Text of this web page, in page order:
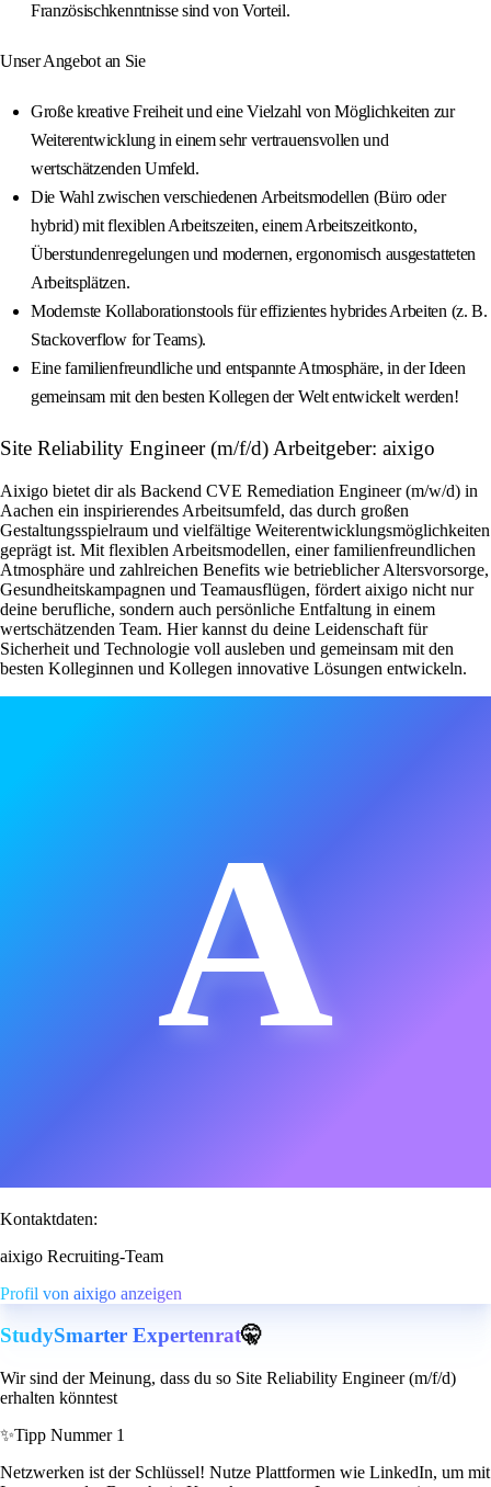
Französischkenntnisse sind von Vorteil.
Unser Angebot an Sie
Große kreative Freiheit und eine Vielzahl von Möglichkeiten zur
Weiterentwicklung in einem sehr vertrauensvollen und
wertschätzenden Umfeld.
Die Wahl zwischen verschiedenen Arbeitsmodellen (Büro oder
hybrid) mit flexiblen Arbeitszeiten, einem Arbeitszeitkonto,
Überstundenregelungen und modernen, ergonomisch ausgestatteten
Arbeitsplätzen.
Modernste Kollaborationstools für effizientes hybrides Arbeiten (z. B.
Stackoverflow for Teams).
Eine familienfreundliche und entspannte Atmosphäre, in der Ideen
gemeinsam mit den besten Kollegen der Welt entwickelt werden!
Site Reliability Engineer (m/f/d) Arbeitgeber: aixigo
Aixigo bietet dir als Backend CVE Remediation Engineer (m/w/d) in
Aachen ein inspirierendes Arbeitsumfeld, das durch großen
Gestaltungsspielraum und vielfältige Weiterentwicklungsmöglichkeiten
geprägt ist. Mit flexiblen Arbeitsmodellen, einer familienfreundlichen
Atmosphäre und zahlreichen Benefits wie betrieblicher Altersvorsorge,
Gesundheitskampagnen und Teamausflügen, fördert aixigo nicht nur
deine berufliche, sondern auch persönliche Entfaltung in einem
wertschätzenden Team. Hier kannst du deine Leidenschaft für
Sicherheit und Technologie voll ausleben und gemeinsam mit den
besten Kolleginnen und Kollegen innovative Lösungen entwickeln.
A
Kontaktdaten:
aixigo Recruiting-Team
Profil von aixigo anzeigen
StudySmarter Expertenrat🤫
Wir sind der Meinung, dass du so Site Reliability Engineer (m/f/d)
erhalten könntest
✨Tipp Nummer 1
Netzwerken ist der Schlüssel! Nutze Plattformen wie LinkedIn, um mit